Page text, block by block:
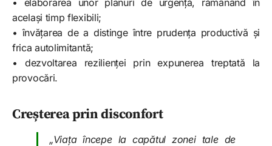
același timp flexibili;
• învățarea de a distinge între prudența productivă și
frica autolimitantă;
• dezvoltarea rezilienței prin expunerea treptată la
provocări.
Creșterea prin disconfort
„Viața începe la capătul zonei tale de